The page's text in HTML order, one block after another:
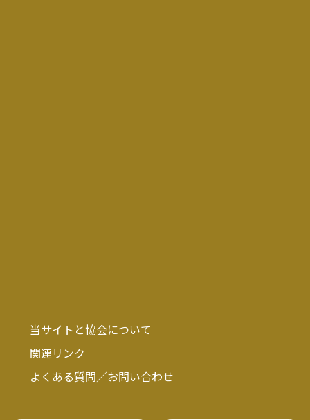
当サイトと協会について
関連リンク
よくある質問／お問い合わせ